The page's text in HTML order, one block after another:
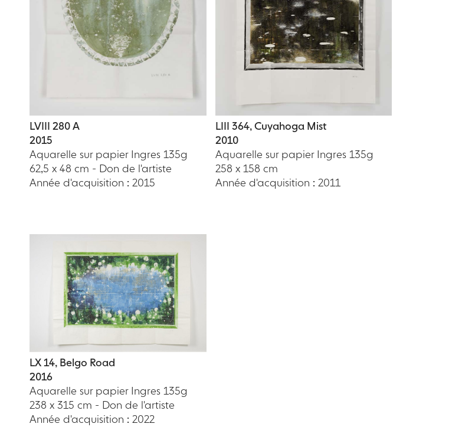
LVIII 280 A
2015
Aquarelle sur papier Ingres 135g
62,5 x 48 cm - Don de l'artiste
Année d'acquisition : 2015
LIII 364, Cuyahoga Mist
2010
Aquarelle sur papier Ingres 135g
258 x 158 cm
Année d'acquisition : 2011
LX 14, Belgo Road
2016
Aquarelle sur papier Ingres 135g
238 x 315 cm - Don de l'artiste
Année d'acquisition : 2022